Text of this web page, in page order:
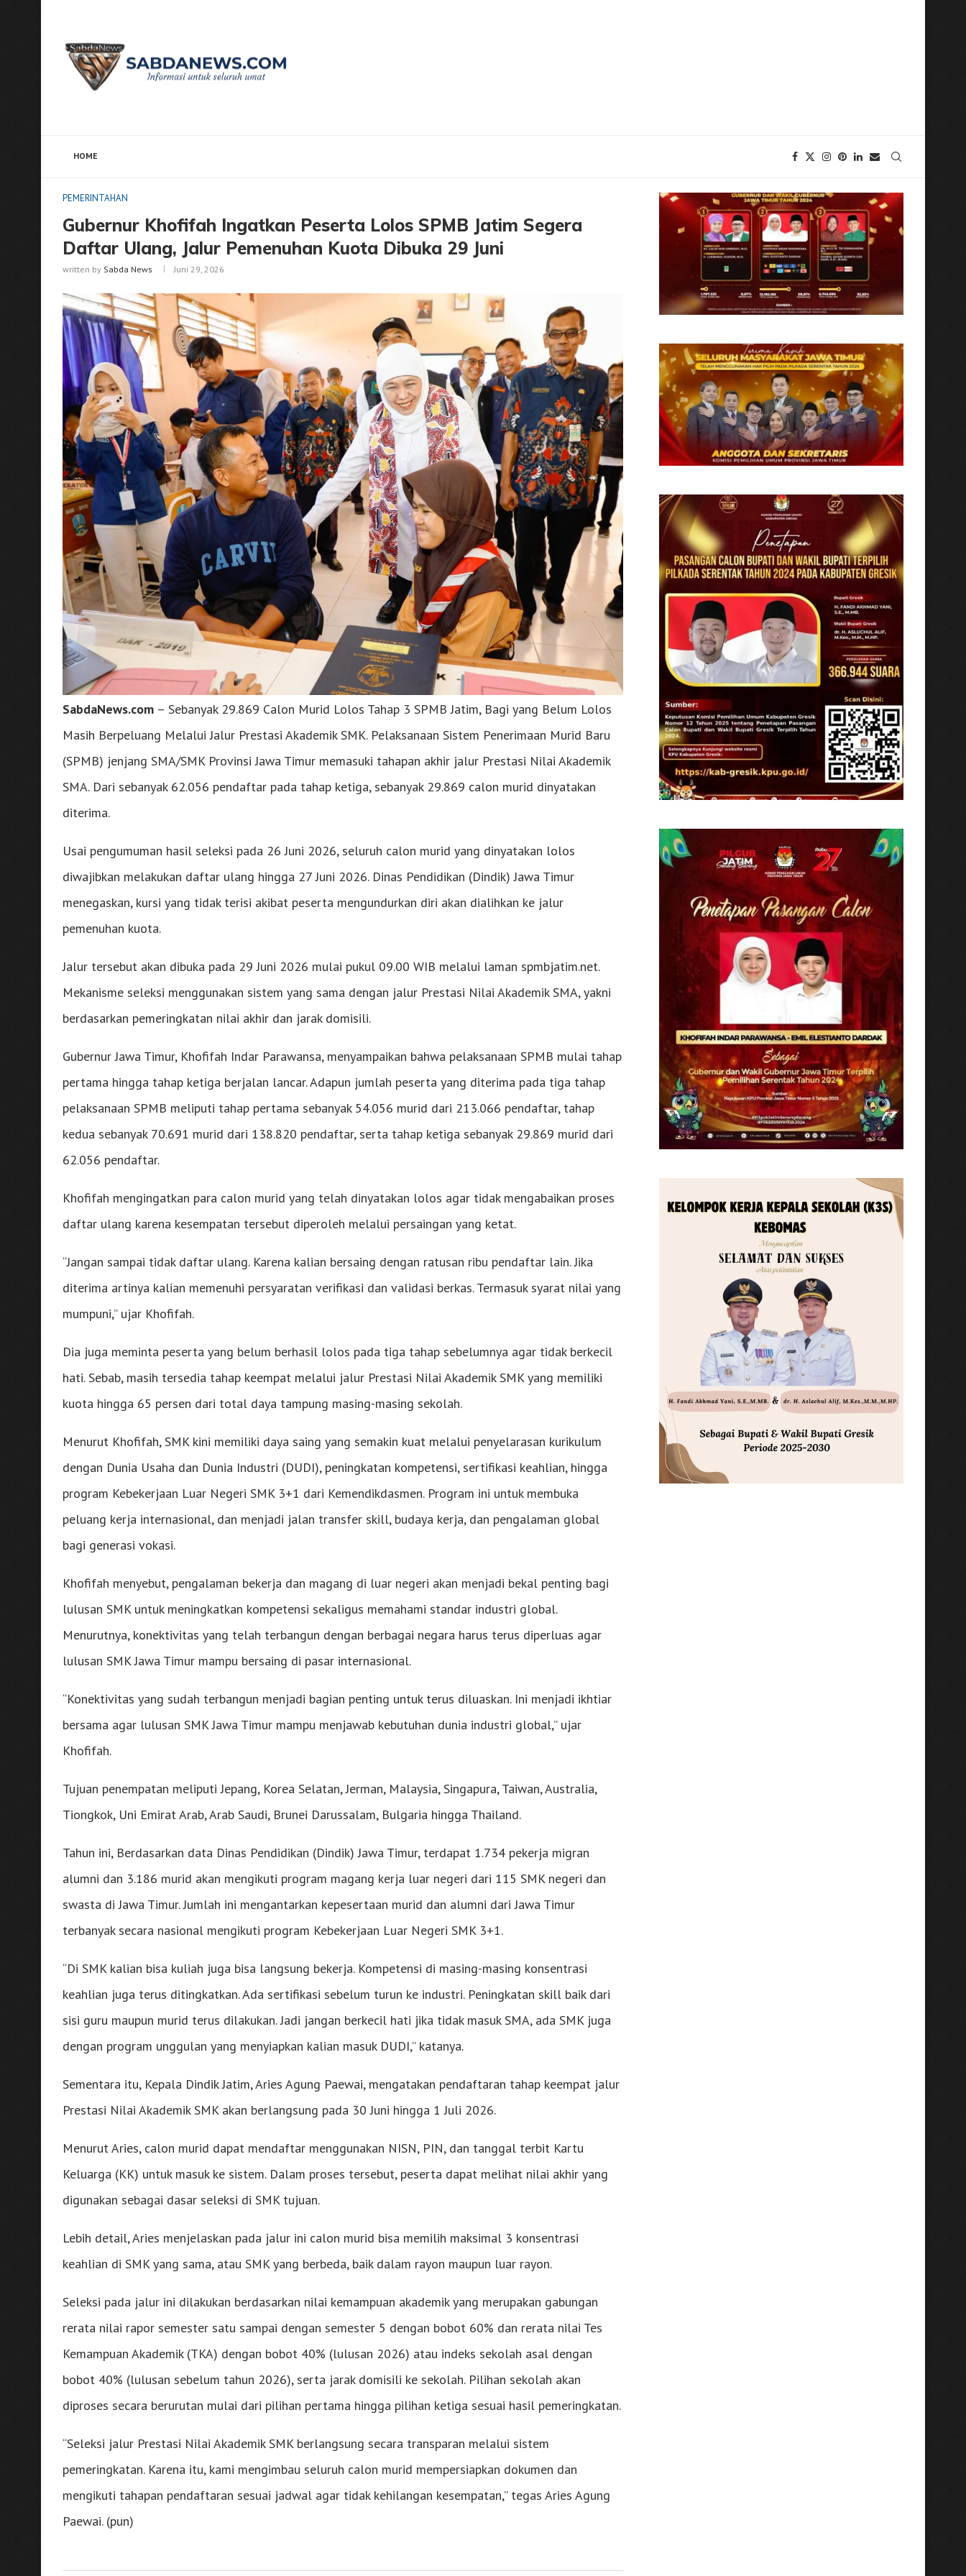
HOME
PEMERINTAHAN
Gubernur Khofifah Ingatkan Peserta Lolos SPMB Jatim Segera
Daftar Ulang, Jalur Pemenuhan Kuota Dibuka 29 Juni
written by Sabda News Juni 29, 2026
SabdaNews.com – Sebanyak 29.869 Calon Murid Lolos Tahap 3 SPMB Jatim, Bagi yang Belum Lolos
Masih Berpeluang Melalui Jalur Prestasi Akademik SMK. Pelaksanaan Sistem Penerimaan Murid Baru
(SPMB) jenjang SMA/SMK Provinsi Jawa Timur memasuki tahapan akhir jalur Prestasi Nilai Akademik
SMA. Dari sebanyak 62.056 pendaftar pada tahap ketiga, sebanyak 29.869 calon murid dinyatakan
diterima.
Usai pengumuman hasil seleksi pada 26 Juni 2026, seluruh calon murid yang dinyatakan lolos
diwajibkan melakukan daftar ulang hingga 27 Juni 2026. Dinas Pendidikan (Dindik) Jawa Timur
menegaskan, kursi yang tidak terisi akibat peserta mengundurkan diri akan dialihkan ke jalur
pemenuhan kuota.
Jalur tersebut akan dibuka pada 29 Juni 2026 mulai pukul 09.00 WIB melalui laman spmbjatim.net.
Mekanisme seleksi menggunakan sistem yang sama dengan jalur Prestasi Nilai Akademik SMA, yakni
berdasarkan pemeringkatan nilai akhir dan jarak domisili.
Gubernur Jawa Timur, Khofifah Indar Parawansa, menyampaikan bahwa pelaksanaan SPMB mulai tahap
pertama hingga tahap ketiga berjalan lancar. Adapun jumlah peserta yang diterima pada tiga tahap
pelaksanaan SPMB meliputi tahap pertama sebanyak 54.056 murid dari 213.066 pendaftar, tahap
kedua sebanyak 70.691 murid dari 138.820 pendaftar, serta tahap ketiga sebanyak 29.869 murid dari
62.056 pendaftar.
Khofifah mengingatkan para calon murid yang telah dinyatakan lolos agar tidak mengabaikan proses
daftar ulang karena kesempatan tersebut diperoleh melalui persaingan yang ketat.
“Jangan sampai tidak daftar ulang. Karena kalian bersaing dengan ratusan ribu pendaftar lain. Jika
diterima artinya kalian memenuhi persyaratan verifikasi dan validasi berkas. Termasuk syarat nilai yang
mumpuni,” ujar Khofifah.
Dia juga meminta peserta yang belum berhasil lolos pada tiga tahap sebelumnya agar tidak berkecil
hati. Sebab, masih tersedia tahap keempat melalui jalur Prestasi Nilai Akademik SMK yang memiliki
kuota hingga 65 persen dari total daya tampung masing-masing sekolah.
Menurut Khofifah, SMK kini memiliki daya saing yang semakin kuat melalui penyelarasan kurikulum
dengan Dunia Usaha dan Dunia Industri (DUDI), peningkatan kompetensi, sertifikasi keahlian, hingga
program Kebekerjaan Luar Negeri SMK 3+1 dari Kemendikdasmen. Program ini untuk membuka
peluang kerja internasional, dan menjadi jalan transfer skill, budaya kerja, dan pengalaman global
bagi generasi vokasi.
Khofifah menyebut, pengalaman bekerja dan magang di luar negeri akan menjadi bekal penting bagi
lulusan SMK untuk meningkatkan kompetensi sekaligus memahami standar industri global.
Menurutnya, konektivitas yang telah terbangun dengan berbagai negara harus terus diperluas agar
lulusan SMK Jawa Timur mampu bersaing di pasar internasional.
“Konektivitas yang sudah terbangun menjadi bagian penting untuk terus diluaskan. Ini menjadi ikhtiar
bersama agar lulusan SMK Jawa Timur mampu menjawab kebutuhan dunia industri global,” ujar
Khofifah.
Tujuan penempatan meliputi Jepang, Korea Selatan, Jerman, Malaysia, Singapura, Taiwan, Australia,
Tiongkok, Uni Emirat Arab, Arab Saudi, Brunei Darussalam, Bulgaria hingga Thailand.
Tahun ini, Berdasarkan data Dinas Pendidikan (Dindik) Jawa Timur, terdapat 1.734 pekerja migran
alumni dan 3.186 murid akan mengikuti program magang kerja luar negeri dari 115 SMK negeri dan
swasta di Jawa Timur. Jumlah ini mengantarkan kepesertaan murid dan alumni dari Jawa Timur
terbanyak secara nasional mengikuti program Kebekerjaan Luar Negeri SMK 3+1.
“Di SMK kalian bisa kuliah juga bisa langsung bekerja. Kompetensi di masing-masing konsentrasi
keahlian juga terus ditingkatkan. Ada sertifikasi sebelum turun ke industri. Peningkatan skill baik dari
sisi guru maupun murid terus dilakukan. Jadi jangan berkecil hati jika tidak masuk SMA, ada SMK juga
dengan program unggulan yang menyiapkan kalian masuk DUDI,” katanya.
Sementara itu, Kepala Dindik Jatim, Aries Agung Paewai, mengatakan pendaftaran tahap keempat jalur
Prestasi Nilai Akademik SMK akan berlangsung pada 30 Juni hingga 1 Juli 2026.
Menurut Aries, calon murid dapat mendaftar menggunakan NISN, PIN, dan tanggal terbit Kartu
Keluarga (KK) untuk masuk ke sistem. Dalam proses tersebut, peserta dapat melihat nilai akhir yang
digunakan sebagai dasar seleksi di SMK tujuan.
Lebih detail, Aries menjelaskan pada jalur ini calon murid bisa memilih maksimal 3 konsentrasi
keahlian di SMK yang sama, atau SMK yang berbeda, baik dalam rayon maupun luar rayon.
Seleksi pada jalur ini dilakukan berdasarkan nilai kemampuan akademik yang merupakan gabungan
rerata nilai rapor semester satu sampai dengan semester 5 dengan bobot 60% dan rerata nilai Tes
Kemampuan Akademik (TKA) dengan bobot 40% (lulusan 2026) atau indeks sekolah asal dengan
bobot 40% (lulusan sebelum tahun 2026), serta jarak domisili ke sekolah. Pilihan sekolah akan
diproses secara berurutan mulai dari pilihan pertama hingga pilihan ketiga sesuai hasil pemeringkatan.
“Seleksi jalur Prestasi Nilai Akademik SMK berlangsung secara transparan melalui sistem
pemeringkatan. Karena itu, kami mengimbau seluruh calon murid mempersiapkan dokumen dan
mengikuti tahapan pendaftaran sesuai jadwal agar tidak kehilangan kesempatan,” tegas Aries Agung
Paewai. (pun)